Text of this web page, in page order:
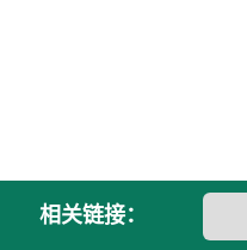
相关链接：